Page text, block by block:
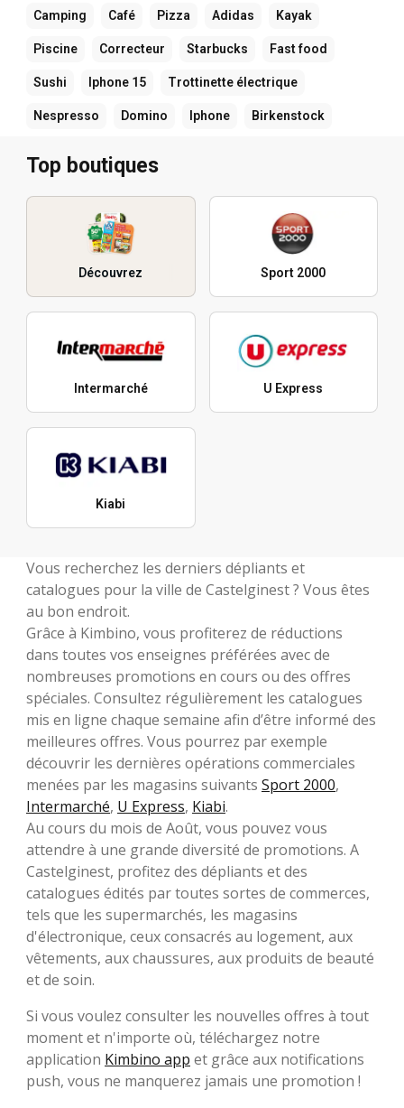
Camping Café Pizza Adidas Kayak
Piscine Correcteur Starbucks Fast food
Sushi Iphone 15 Trottinette électrique
Nespresso Domino Iphone Birkenstock
Top boutiques
Découvrez Sport 2000
Intermarché U Express
Kiabi
Vous recherchez les derniers dépliants et
catalogues pour la ville de Castelginest ? Vous êtes
au bon endroit.
Grâce à Kimbino, vous profiterez de réductions
dans toutes vos enseignes préférées avec de
nombreuses promotions en cours ou des offres
spéciales. Consultez régulièrement les catalogues
mis en ligne chaque semaine afin d’être informé des
meilleures offres. Vous pourrez par exemple
découvrir les dernières opérations commerciales
menées par les magasins suivants Sport 2000,
Intermarché, U Express, Kiabi.
Au cours du mois de Août, vous pouvez vous
attendre à une grande diversité de promotions. A
Castelginest, profitez des dépliants et des
catalogues édités par toutes sortes de commerces,
tels que les supermarchés, les magasins
d'électronique, ceux consacrés au logement, aux
vêtements, aux chaussures, aux produits de beauté
et de soin.
Si vous voulez consulter les nouvelles offres à tout
moment et n'importe où, téléchargez notre
application Kimbino app et grâce aux notifications
push, vous ne manquerez jamais une promotion !